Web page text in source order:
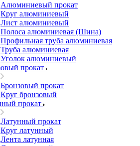
Алюминиевый прокат
Круг алюминиевый
Лист алюминиевый
Полоса алюминиевая (Шина)
Профильная труба алюминиевая
Труба алюминиевая
Уголок алюминиевый
прокат
Бронзовый прокат
Круг бронзовый
прокат
Латунный прокат
Круг латунный
Лента латунная